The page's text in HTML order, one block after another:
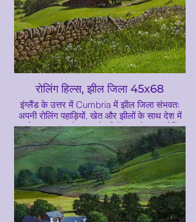
रोलिंग हिल्स, झील जिला 45x68
इंग्लैंड के उत्तर में Cumbria में झील जिला संभवतः
अपनी रोलिंग पहाड़ियों, खेत और झीलों के साथ देश में
सबसे सुंदर जगह है। इस गैलरी में यह और अन्य पेंटिंग
इस जगह से प्रेरित थीं